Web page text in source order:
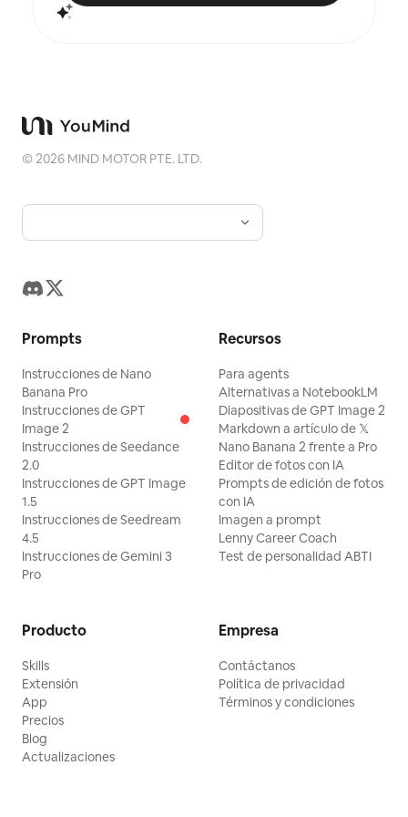
©2026 MIND MOTOR PTE. LTD.
Prompts
Instrucciones de Nano
Banana Pro
Instrucciones de GPT
Image 2
Instrucciones de Seedance
2.0
Instrucciones de GPT Image
1.5
Instrucciones de Seedream
4.5
Instrucciones de Gemini 3
Pro
Recursos
Para agents
Alternativas a NotebookLM
Diapositivas de GPT Image 2
Markdown a artículo de 𝕏
Nano Banana 2 frente a Pro
Editor de fotos con IA
Prompts de edición de fotos
con IA
Imagen a prompt
Lenny Career Coach
Test de personalidad ABTI
Producto
Skills
Extensión
App
Precios
Blog
Actualizaciones
Empresa
Contáctanos
Política de privacidad
Términos y condiciones